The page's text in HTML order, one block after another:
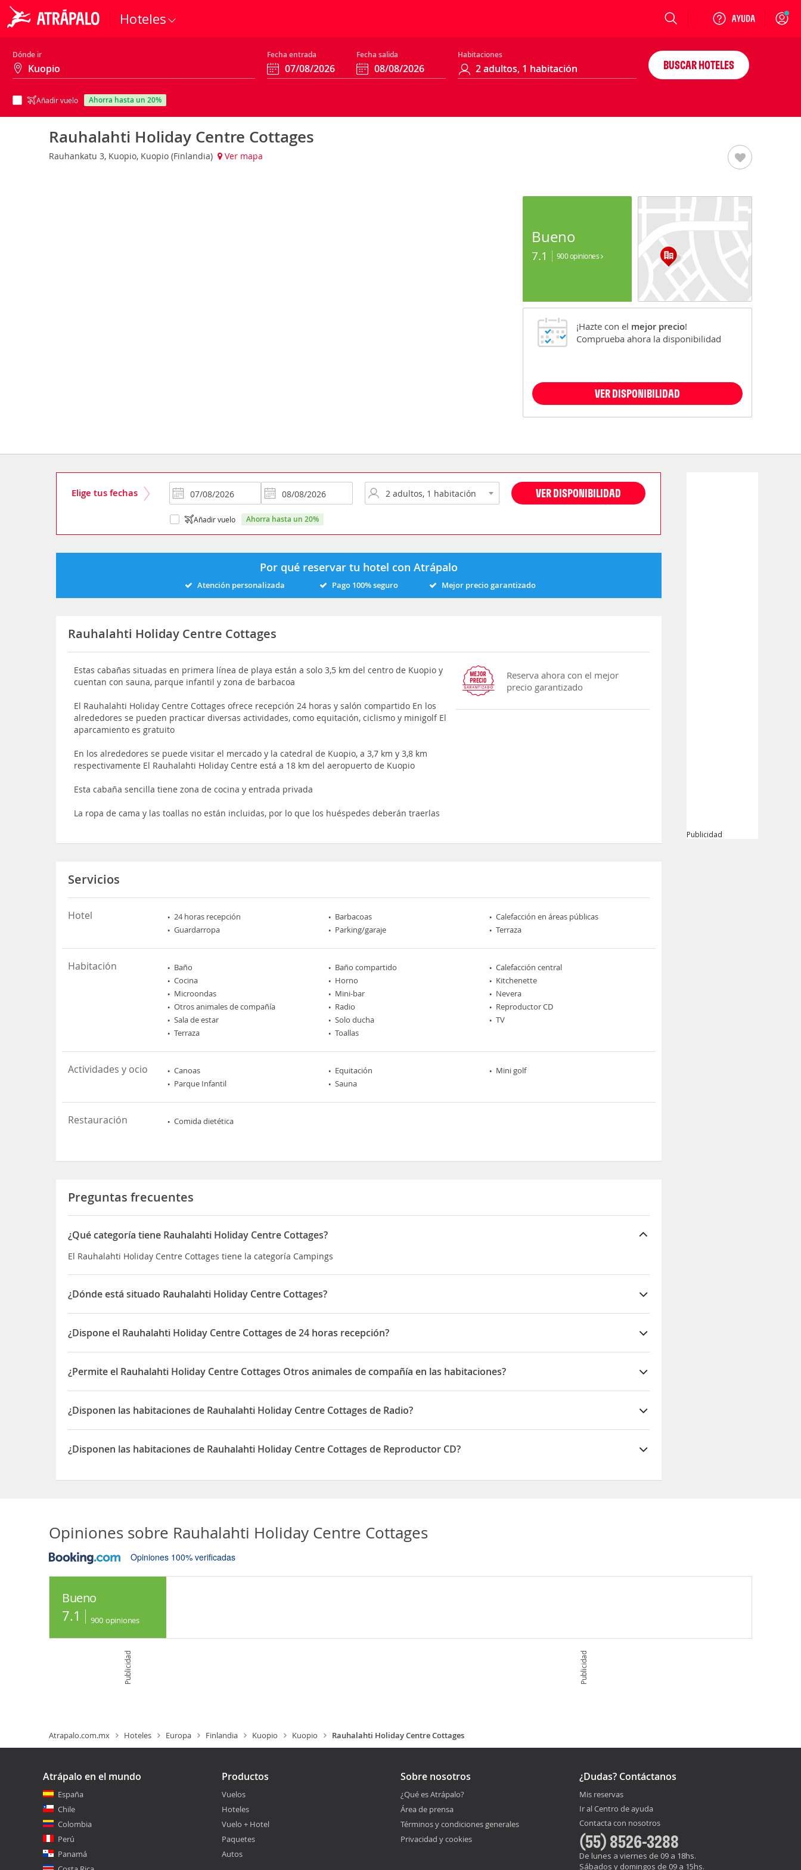
Hoteles Login
Dónde ir Fecha entrada Fecha salida Habitaciones
Añadir vuelo ahorra hasta un 20%
BUSCAR HOTELES
Rauhalahti Holiday Centre Cottages
Rauhankatu 3, Kuopio, Kuopio (Finlandia) Ver mapa
Bueno
7.1 900 opiniones
¡Hazte con el mejor precio!
Comprueba ahora la disponibilidad
VER DISPONIBILIDAD
Elige tus fechas VER DISPONIBILIDAD
Añadir vuelo ahorra hasta un 20%
Por qué reservar tu hotel con Atrápalo
Atención personalizada Pago 100% seguro Mejor precio garantizado
Rauhalahti Holiday Centre Cottages
Estas cabañas situadas en primera línea de playa están a solo 3,5 km del centro de Kuopio y
cuentan con sauna, parque infantil y zona de barbacoa
El Rauhalahti Holiday Centre Cottages ofrece recepción 24 horas y salón compartido En los
alrededores se pueden practicar diversas actividades, como equitación, ciclismo y minigolf El
aparcamiento es gratuito
En los alrededores se puede visitar el mercado y la catedral de Kuopio, a 3,7 km y 3,8 km
respectivamente El Rauhalahti Holiday Centre está a 18 km del aeropuerto de Kuopio
Esta cabaña sencilla tiene zona de cocina y entrada privada
La ropa de cama y las toallas no están incluidas, por lo que los huéspedes deberán traerlas
Reserva ahora con el mejor
precio garantizado
Servicios
Hotel 24 horas recepción Barbacoas
Calefacción en áreas públicas
Guardarropa
Parking/garaje Terraza
Habitación Baño Baño compartido
Calefacción central
Cocina
Horno
Kitchenette
Microondas
Mini-bar
Nevera
Otros animales de compañía
Radio
Reproductor CD
Sala de estar
Solo ducha
TV
Terraza
Toallas
Actividades y ocio Canoas Equitación
Mini golf
Parque Infantil
Sauna
Restauración Comida dietética
Preguntas frecuentes
¿Qué categoría tiene Rauhalahti Holiday Centre Cottages?
El Rauhalahti Holiday Centre Cottages tiene la categoría Campings
¿Dónde está situado Rauhalahti Holiday Centre Cottages?
El Rauhalahti Holiday Centre Cottages está situado en Rauhankatu 3
¿Dispone el Rauhalahti Holiday Centre Cottages de 24 horas recepción?
Sí, el Rauhalahti Holiday Centre Cottages dispone de 24 horas recepción
¿Permite el Rauhalahti Holiday Centre Cottages Otros animales de compañía en las habitaciones?
Sí, el Rauhalahti Holiday Centre Cottages permite Otros animales de compañía en las habitaciones
¿Disponen las habitaciones de Rauhalahti Holiday Centre Cottages de Radio?
Sí, las habitaciones del Rauhalahti Holiday Centre Cottages disponen de Radio
¿Disponen las habitaciones de Rauhalahti Holiday Centre Cottages de Reproductor CD?
Publicidad
Opiniones sobre Rauhalahti Holiday Centre Cottages
Opiniones 100% verificadas
Bueno
7.1 900 opiniones
Publicidad Publicidad
Atrapalo.com.mx Hoteles Europa Finlandia Kuopio Kuopio Rauhalahti Holiday Centre Cottages
Atrápalo en el mundo
España
Chile
Colombia
Perú
Panamá
Productos
Vuelos
Hoteles
Vuelo + Hotel
Paquetes
Autos
Sobre nosotros
¿Qué es Atrápalo?
Área de prensa
Términos y condiciones generales
Privacidad y cookies
¿Dudas? Contáctanos
Mis reservas
Ir al Centro de ayuda
Contacta con nosotros
(55) 8526-3288
De lunes a viernes de 09 a 18hs.
Sábados y domingos de 09 a 15hs.